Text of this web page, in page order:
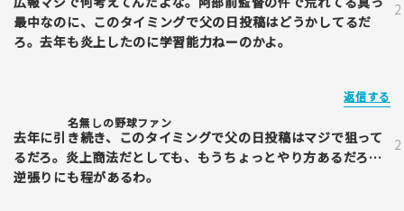
最中なのに、このタイミングで父の日投稿はどうかしてるだ
ろ。去年も炎上したのに学習能力ねーのかよ。
返信する
名無しの野球ファン
去年に引き続き、このタイミングで父の日投稿はマジで狙って
るだろ。炎上商法だとしても、もうちょっとやり方あるだろ…
逆張りにも程があるわ。